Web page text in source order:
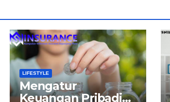
LIFESTYLE
Mengatur
Keuangan Pribadi